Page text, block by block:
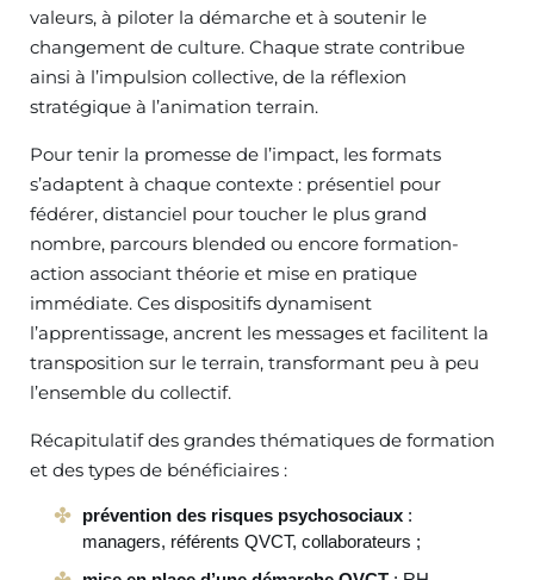
valeurs, à piloter la démarche et à soutenir le
changement de culture. Chaque strate contribue
ainsi à l’impulsion collective, de la réflexion
stratégique à l’animation terrain.
Pour tenir la promesse de l’impact, les formats
s’adaptent à chaque contexte : présentiel pour
fédérer, distanciel pour toucher le plus grand
nombre, parcours blended ou encore formation-
action associant théorie et mise en pratique
immédiate. Ces dispositifs dynamisent
l’apprentissage, ancrent les messages et facilitent la
transposition sur le terrain, transformant peu à peu
l’ensemble du collectif.
Récapitulatif des grandes thématiques de formation
et des types de bénéficiaires :
prévention des risques psychosociaux :
managers, référents QVCT, collaborateurs ;